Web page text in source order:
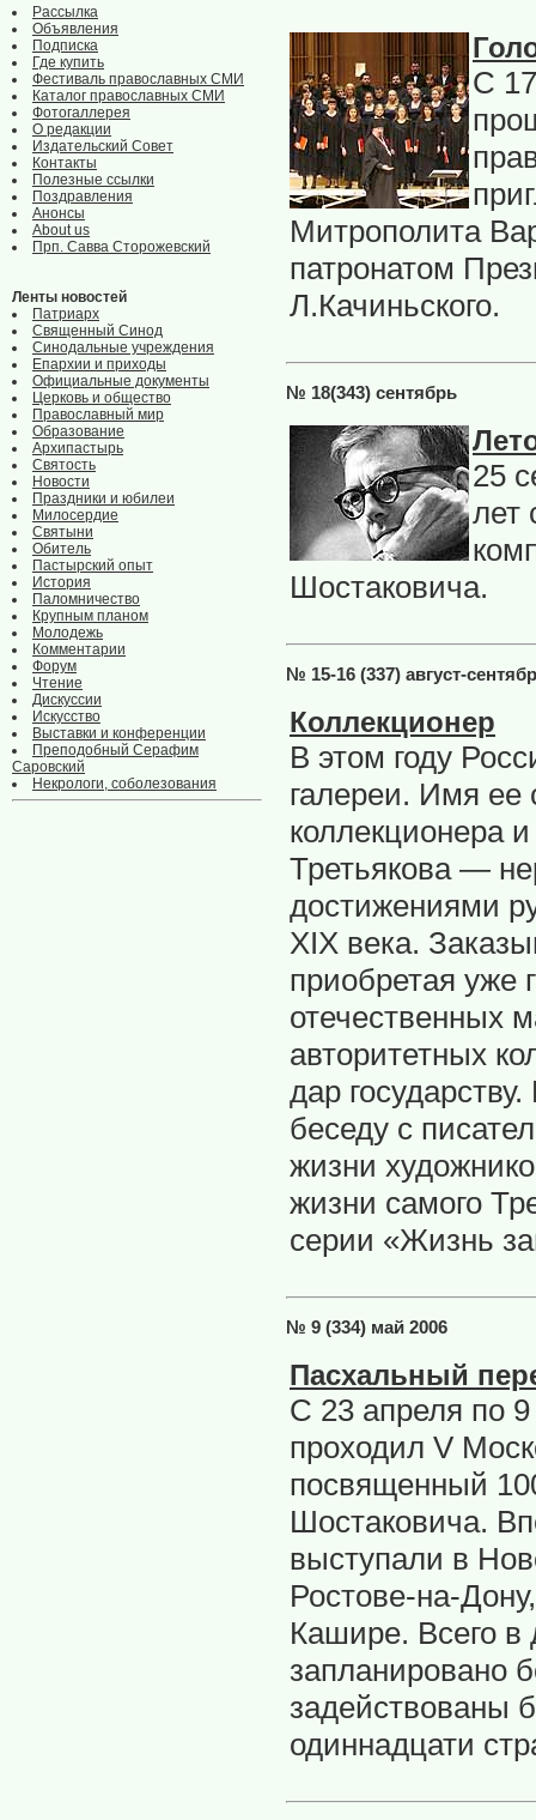
Рассылка
Объявления
Подписка
Где купить
Фестиваль православных СМИ
Каталог православных СМИ
Фотогаллерея
О редакции
Издательский Совет
Контакты
Полезные ссылки
Поздравления
Анонсы
About us
Прп. Савва Сторожевский
Ленты новостей
Патриарх
Священный Синод
Синодальные учреждения
Епархии и приходы
Официальные документы
Церковь и общество
Православный мир
Образование
Архипастырь
Святость
Новости
Праздники и юбилеи
Милосердие
Святыни
Обитель
Пастырский опыт
История
Паломничество
Крупным планом
Молодежь
Комментарии
Форум
Чтение
Дискуссии
Искусство
Выставки и конференции
Преподобный Серафим
Саровский
Некрологи, соболезования
С
Митрополита
патронатом
Л.Качиньского.
№ 18(343) сентябрь
25
лет
Шостаковича.
№ 15-16 (337) август-
Коллекционер
В этом году
галереи. Имя ее
коллекционера
Третьякова —
достижениями
XIX века.
приобретая уже
отечественных
авторитетных
дар
беседу с
жизни
жизни самого
серии «Жизнь
№ 9 (334) май 2006
Пасхальный
С 23 апреля по
проходил V
посвященный
Шостаковича.
выступали в
Ростове-на-
Кашире. Всего в
запланировано
задействованы
одиннадцати